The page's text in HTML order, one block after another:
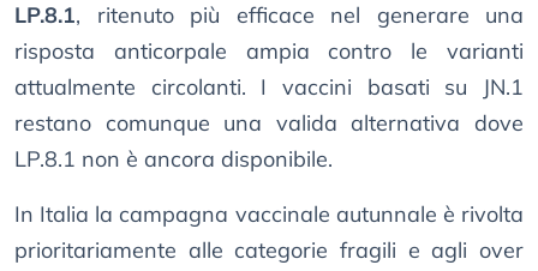
LP.8.1, ritenuto più efficace nel generare una
risposta anticorpale ampia contro le varianti
attualmente circolanti. I vaccini basati su JN.1
restano comunque una valida alternativa dove
LP.8.1 non è ancora disponibile.
In Italia la campagna vaccinale autunnale è rivolta
prioritariamente alle categorie fragili e agli over